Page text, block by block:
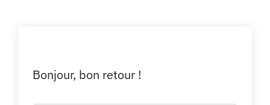
Bonjour, bon retour !